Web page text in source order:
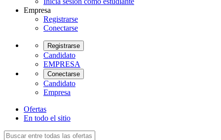
Empresa
Registrarse
Conectarse
Registrarse
Candidato
EMPRESA
Conectarse
Candidato
Empresa
Ofertas
En todo el sitio